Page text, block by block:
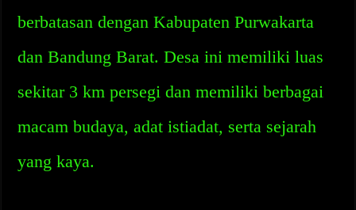
berbatasan dengan Kabupaten Purwakarta
dan Bandung Barat. Desa ini memiliki luas
sekitar 3 km persegi dan memiliki berbagai
macam budaya, adat istiadat, serta sejarah
yang kaya.